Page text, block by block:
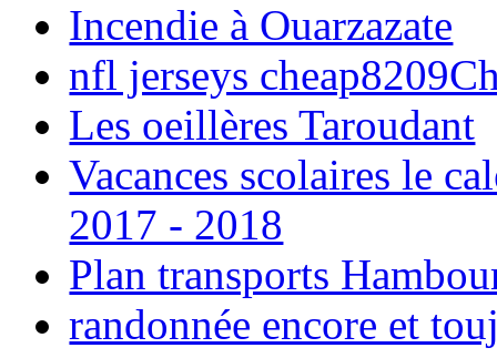
Incendie à Ouarzazate
nfl jerseys
Les oeillères Taroudant
Vacances scolaires le
2017 - 2018
Plan transports
randonnée encore et